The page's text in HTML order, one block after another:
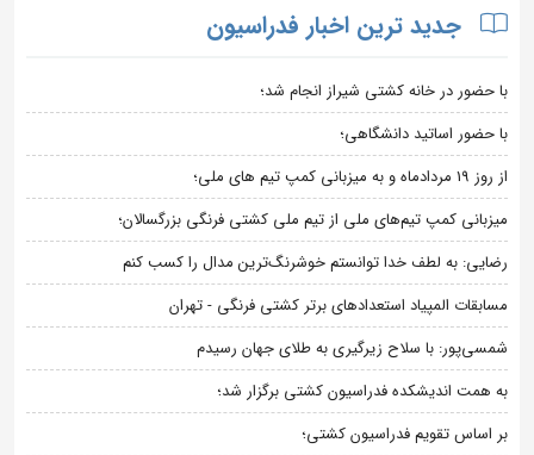
جدید ترین اخبار فدراسیون
با حضور در خانه کشتی شیراز انجام شد؛
با حضور اساتید دانشگاهی؛
از روز 19 مردادماه و به میزبانی کمپ تیم های ملی؛
میزبانی کمپ تیم‌های ملی از تیم ملی کشتی فرنگی بزرگسالان؛
رضایی: به لطف خدا توانستم خوشرنگ‌ترین مدال را کسب کنم
مسابقات المپیاد استعدادهای برتر کشتی فرنگی - تهران
شمسی‌پور: با سلاح زیرگیری به طلای جهان رسیدم
به همت اندیشکده فدراسیون کشتی برگزار شد؛
بر اساس تقویم فدراسیون کشتی؛